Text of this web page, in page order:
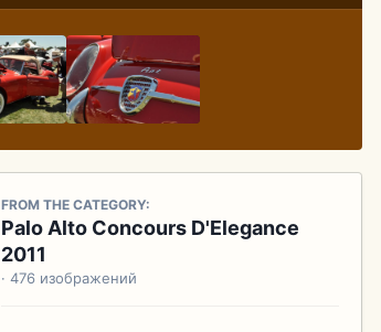
FROM THE CATEGORY:
Palo Alto Concours D'Elegance
2011
· 476 изображений